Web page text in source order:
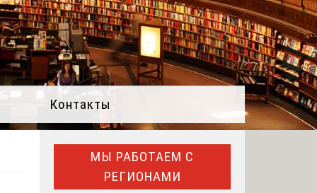
Контакты
МЫ РАБОТАЕМ С
РЕГИОНАМИ